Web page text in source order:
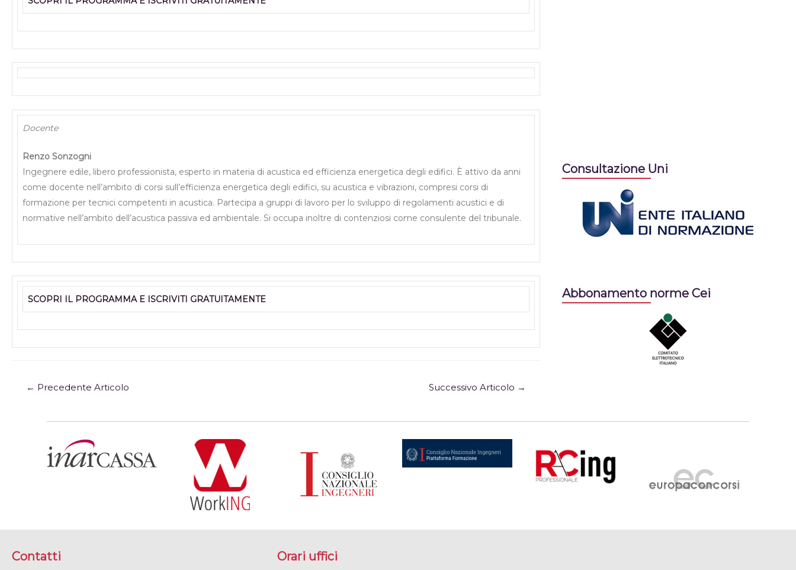
Docente
Renzo Sonzogni
Ingegnere edile, libero professionista, esperto in materia di acustica ed efficienza energetica degli edifici. È attivo da anni
come docente nell’ambito di corsi sull’efficienza energetica degli edifici, su acustica e vibrazioni, compresi corsi di
formazione per tecnici competenti in acustica. Partecipa a gruppi di lavoro per lo sviluppo di regolamenti acustici e di
normative nell’ambito dell’acustica passiva ed ambientale. Si occupa inoltre di contenziosi come consulente del tribunale.
SCOPRI IL PROGRAMMA E ISCRIVITI GRATUITAMENTE
← Precedente Articolo Successivo Articolo →
Consultazione Uni
Abbonamento norme Cei
Contatti Orari uffici